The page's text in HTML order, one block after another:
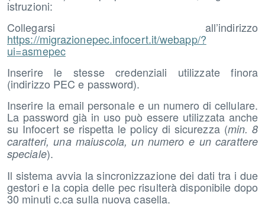
istruzioni:
Collegarsi all’indirizzo
https://migrazionepec.infocert.it/webapp/?
ui=asmepec
Inserire le stesse credenziali utilizzate finora
(indirizzo PEC e password).
Inserire la email personale e un numero di cellulare.
La password già in uso può essere utilizzata anche
su Infocert se rispetta le policy di sicurezza (min. 8
caratteri, una maiuscola, un numero e un carattere
speciale).
Il sistema avvia la sincronizzazione dei dati tra i due
gestori e la copia delle pec risulterà disponibile dopo
30 minuti c.ca sulla nuova casella.